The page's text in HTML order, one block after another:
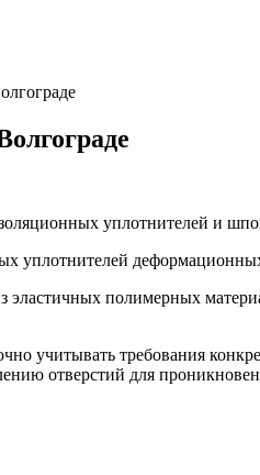
уплотнителей и
уплотнителей
полимерных
учитывать требования
отверстий для